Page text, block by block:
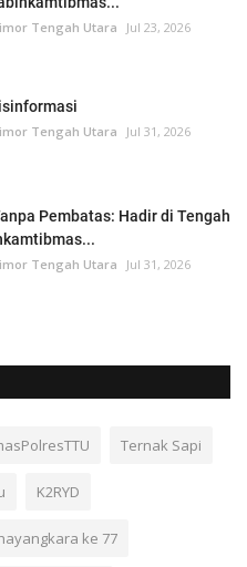
Tengah Utara
Jul 23, 2026
Tengah Utara
Jul 31, 2026
Pembatas: Hadir di Tengah
Tengah Utara
Jul 31, 2026
Ternak Sapi
K2RYD
ke 77